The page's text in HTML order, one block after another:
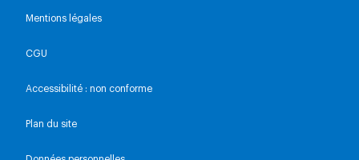
Mentions légales
CGU
Accessibilité : non conforme
Plan du site